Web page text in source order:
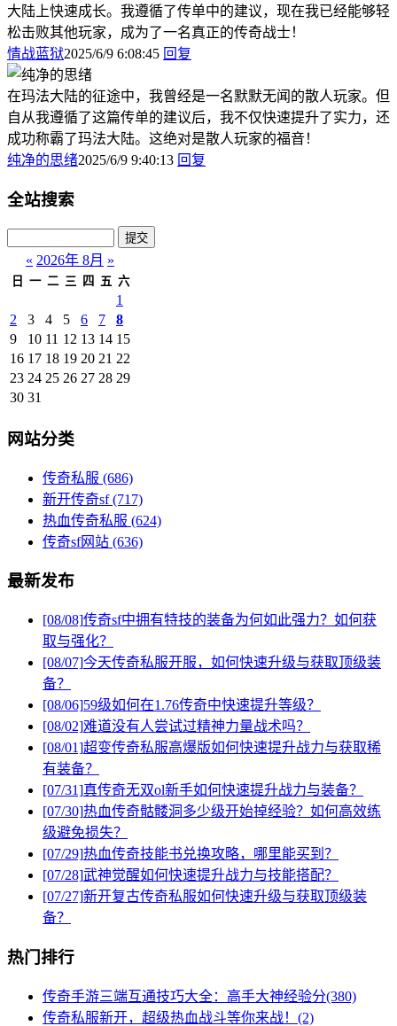
大陆上快速成长。我遵循了传单中的建议，现在我已经能够轻
松击败其他玩家，成为了一名真正的传奇战士！
情战蓝狱2025/6/9 6:08:45 回复
在玛法大陆的征途中，我曾经是一名默默无闻的散人玩家。但
自从我遵循了这篇传单的建议后，我不仅快速提升了实力，还
成功称霸了玛法大陆。这绝对是散人玩家的福音！
纯净的思绪2025/6/9 9:40:13 回复
全站搜索
« 2026年 8月 »
日 一 二 三 四 五 六
1
2
3 4 5 6 7
8
9
10 11 12 13 14 15
16 17 18 19 20 21 22
23 24 25 26 27 28 29
30 31
网站分类
传奇私服 (686)
新开传奇sf(717)
热血传奇私服 (624)
传奇sf网站 (636)
最新发布
[08/08]传奇sf中拥有特技的装备为何如此强力？如何获
取与强化？
[08/07]今天传奇私服开服，如何快速升级与获取顶级装
备？
[08/06]59级如何在1.76传奇中快速提升等级？
[08/02]难道没有人尝试过精神力量战术吗？
[08/01]超变传奇私服高爆版如何快速提升战力与获取稀
有装备？
[07/31]真传奇无双ol新手如何快速提升战力与装备？
[07/30]热血传奇骷髅洞多少级开始掉经验？如何高效练
级避免损失？
[07/29]热血传奇技能书兑换攻略，哪里能买到？
[07/28]武神觉醒如何快速提升战力与技能搭配？
[07/27]新开复古传奇私服如何快速升级与获取顶级装
备？
热门排行
传奇手游三端互通技巧大全：高手大神经验分(380)
传奇私服新开，超级热血战斗等你来战！(2)